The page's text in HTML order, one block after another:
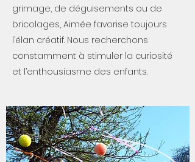
grimage, de déguisements ou de
bricolages, Aimée favorise toujours
l’élan créatif. Nous recherchons
constamment à stimuler la curiosité
et l’enthousiasme des enfants.